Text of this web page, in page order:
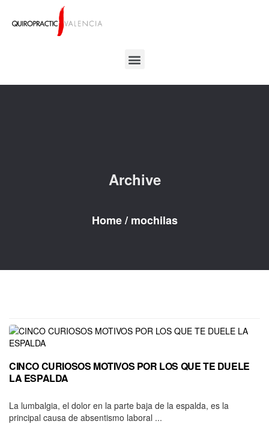
Archive
Home / mochilas
CINCO CURIOSOS MOTIVOS POR LOS QUE TE DUELE
LA ESPALDA
La lumbalgia, el dolor en la parte baja de la espalda, es la
principal causa de absentismo laboral ...